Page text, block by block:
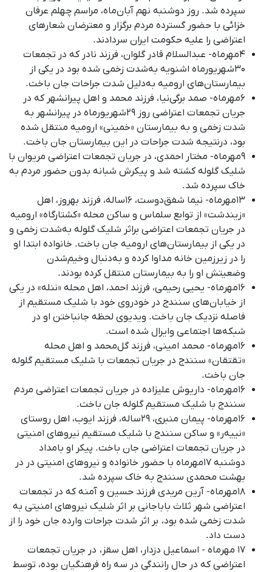
سپرده شد. روز دوشنبه نهم آبان‌ماه، مراسم چهلم عرفان
خزائی با حضور گسترده مردم برگزار و معترضان شعارهای
اعتراضی را علیه حکومت ایران سردادند.
۴مهرماه- عبدالسلام قادر گلوان، فرزند نادر که در تجمعات
۳۰شهریورماه اشنویه به‌شدت زخمی شده بود در یکی از
بیمارستان‌های ارومیه به‌دلیل شدت جراحات جان باخت.
۶مهرماه- صمد برگی‌نیا، فرزند محمد و اهل پیرانشهر که در
جریان تجمعات اعتراضی روز ۲۹شهریورماه در پیرانشهر به
شدت زخمی و به بیمارستان «خمینی» ارومیه منتقل شده
بود، درنتیجه شدت جراحات در این بیمارستان جان باخت.
۹مهرماه- مختار احمدی، در جریان تجمعات اعتراضی مریوان با
شلیک گلوله کشته شد و پیکرش شبانه بدون حضور مردم به
خاک سپرده شد.
۱۳مهرماه- نیما شفق‌دوست، ۱۶ساله، فرزند بهروز، اهل
«زیندشت» از توابع سلماس و ساکن محله «کشتارگاه» ارومیه
در جریان تجمعات اعتراضی براثر شلیک گلوله به‌شدت زخمی و
در یکی از بیمارستان‌های ارومیه جان باخت. خانواده ابتدا او
را در زیرزمین خانه مداوا کرده و به‌دنبال وخیم‌شدن
وضعیتش او را به بیمارستان منتقل کرده بودند.
۱۶مهرماه- یحیی رحیمی، فرزند احمد، اهل محله «ننله» در یکی
از خیابان‌های سنندج در خودروی خود با شلیک مستقیم از
فاصله نزدیک جان باخت. ویدیوی لحظه جانباختن او در
شبکه‌ها اجتماعی وایرال شده است.
۱۶مهرماه- محمد امینی، فرزند گل‌محمد و اهل محله
«تقتقان» سنندج در جریان تجمعات با شلیک مستقیم گلوله
جان باخت.
۱۶مهرماه- داریوش علیزاده در جریان تجمعات اعتراضی مردم
سنندج با شلیک مستقیم گلوله جان باخت.
۱۶مهرماه- پیمان منبری، ۲۹ساله، فرزند ایوب، اهل روستای
«نییه‌ر» و ساکن سنندج با شلیک مستقیم نیروهای امنیتی
در جریان تجمعات اعتراضی جان باخت. پیکر او بامداد
دوشنبه ۱۷مهرماه با حضور خانواده و نیروهای امنیتی در در
بهشت محمدی سنندج به خاک سپرده شد.
۱۸مهرماه- آرین مریدی فرزند حسین و آمنه که در تجمعات
اعتراضی شهر ثلاث باباجانی بر اثر شلیک نیروهای امنیتی به
شدت زخمی شده بود، بر اثر شدت جراحات وارده جان خود را از
دست داد.
۱٧ مهرماه - اسماعیل دزدار، اهل سقز، در جریان تجمعات
اعتراضی که در حال رانندگی در سه راه فرهنگیان بوده، توسط